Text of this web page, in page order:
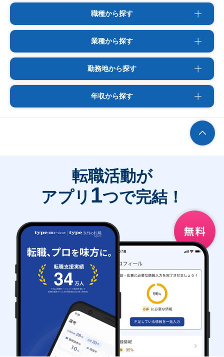
職種から探す
業種から探す
勤務地から探す
年収から探す
転職活動が
アプリ 1つで完結！